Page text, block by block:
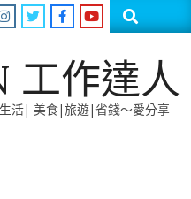
Search
工作達人
活| 美食|旅遊|省錢～愛分享